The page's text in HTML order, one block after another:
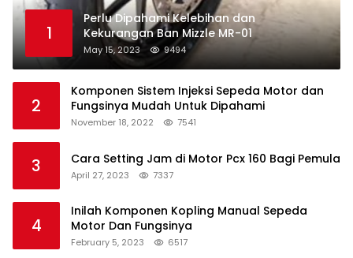
1
Perlu Dipahami Kelebihan dan
Kekurangan Ban Mizzle MR-01
May 15, 2023 9494
2
Komponen Sistem Injeksi Sepeda Motor dan
Fungsinya Mudah Untuk Dipahami
November 18, 2022 7541
3 Cara Setting Jam di Motor Pcx 160 Bagi Pemula
April 27, 2023 7337
4
Inilah Komponen Kopling Manual Sepeda
Motor Dan Fungsinya
February 5, 2023 6517